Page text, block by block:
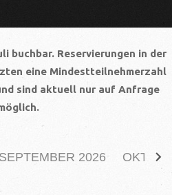
buchbar. Reservierungen in der
eine Mindestteilnehmerzahl
sind aktuell nur auf Anfrage
SEPTEMBER 2026